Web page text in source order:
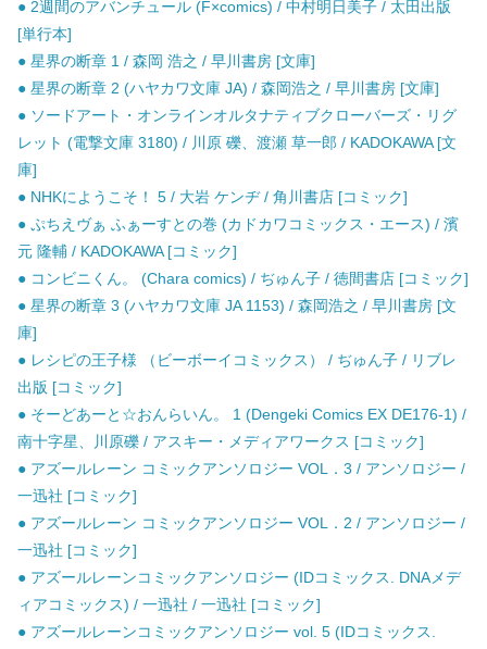
● 2週間のアバンチュール (F×comics) / 中村明日美子 / 太田出版
[単行本]
● 星界の断章 1 / 森岡 浩之 / 早川書房 [文庫]
● 星界の断章 2 (ハヤカワ文庫 JA) / 森岡浩之 / 早川書房 [文庫]
● ソードアート・オンラインオルタナティブクローバーズ・リグ
レット (電撃文庫 3180) / 川原 礫、渡瀬 草一郎 / KADOKAWA [文
庫]
● NHKにようこそ！ 5 / 大岩 ケンヂ / 角川書店 [コミック]
● ぷちえヴぁ ふぁーすとの巻 (カドカワコミックス・エース) / 濱
元 隆輔 / KADOKAWA [コミック]
● コンビニくん。 (Chara comics) / ぢゅん子 / 徳間書店 [コミック]
● 星界の断章 3 (ハヤカワ文庫 JA 1153) / 森岡浩之 / 早川書房 [文
庫]
● レシピの王子様 （ビーボーイコミックス） / ぢゅん子 / リブレ
出版 [コミック]
● そーどあーと☆おんらいん。 1 (Dengeki Comics EX DE176-1) /
南十字星、川原礫 / アスキー・メディアワークス [コミック]
● アズールレーン コミックアンソロジー VOL．3 / アンソロジー /
一迅社 [コミック]
● アズールレーン コミックアンソロジー VOL．2 / アンソロジー /
一迅社 [コミック]
● アズールレーンコミックアンソロジー (IDコミックス. DNAメデ
ィアコミックス) / 一迅社 / 一迅社 [コミック]
● アズールレーンコミックアンソロジー vol. 5 (IDコミックス.